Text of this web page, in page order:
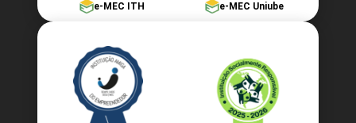
e-MEC ITH e-MEC Uniube